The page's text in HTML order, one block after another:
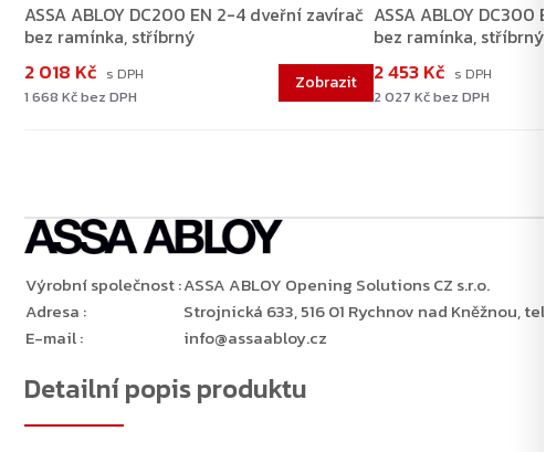
ASSA ABLOY DC200 EN 2-4 dveřní zavírač
bez ramínka, stříbrný
1 668 Kč bez DPH
2 018 Kč
ASSA ABLOY
bez ramínka, stříbrný
2 027 Kč bez DPH
2 453 Kč
Detailní popis produktu
Výrobní společnost:ASSA ABLOY Opening Solutions CZ s.r.o.
Adresa :
Strojnická 633, 516 01 Rychnov nad Kněžnou,
E-mail: info@assaabloy.cz